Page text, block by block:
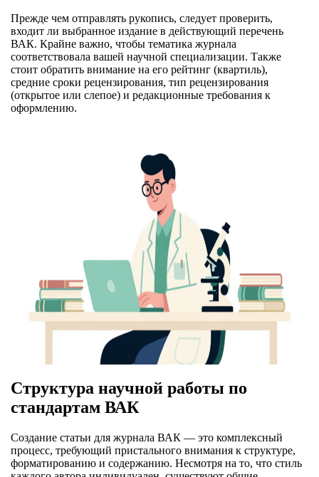
Прежде чем отправлять рукопись, следует проверить,
входит ли выбранное издание в действующий перечень
ВАК. Крайне важно, чтобы тематика журнала
соответствовала вашей научной специализации. Также
стоит обратить внимание на его рейтинг (квартиль),
средние сроки рецензирования, тип рецензирования
(открытое или слепое) и редакционные требования к
оформлению.
Структура научной работы по
стандартам ВАК
Создание статьи для журнала ВАК — это комплексный
процесс, требующий пристального внимания к структуре,
форматированию и содержанию. Несмотря на то, что стиль